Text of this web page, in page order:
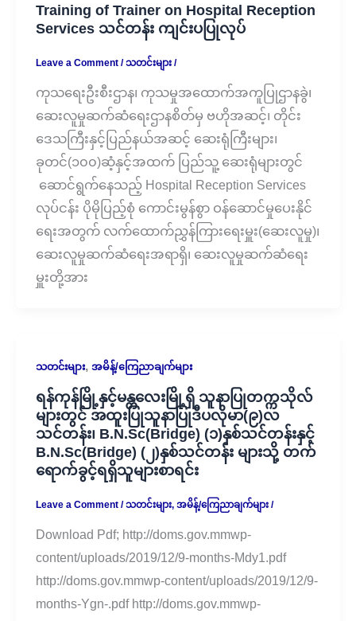
Training of Trainer on Hospital Reception
Services သင်တန်း ကျင်းပပြုလုပ်
Leave a Comment /သတင်းများ/
ကုသရေးဦးစီးဌာန၊ ကုသမှုအထောက်အကူပြုဌာနခွဲ၊
ဆေးလူမှုဆက်ဆံရေးဌာနစိတ်မှ ဗဟိုအဆင့်၊ တိုင်း
ဒေသကြီးနှင့်ပြည်နယ်အဆင့် ဆေးရုံကြီးများ၊
ခုတင်(၁၀၀)ဆံ့နှင့်အထက် ပြည်သူ့ ဆေးရုံများတွင်
ဆောင်ရွက်နေသည့် Hospital Reception Services
လုပ်ငန်း ပိုမိုပြည့်စုံ ကောင်းမွန်စွာ ဝန်ဆောင်မှုပေးနိုင်
ရေးအတွက် လက်ထောက်ညွှန်ကြားရေးမှူး(ဆေးလူမှု)၊
ဆေးလူမှုဆက်ဆံရေးအရာရှိ၊ ဆေးလူမှုဆက်ဆံရေး
မှူးတို့အား
သတင်းများ, အမိန့်/ကြေညာချက်များ
ရန်ကုန်မြို့နှင့်မန္တလေးမြို့ရှိ သူနာပြုတက္ကသိုလ်
များတွင် အထူးပြုသူနာပြုဒီပလိုမာ(၉)လ
သင်တန်း၊ B.N.Sc(Bridge) (၁)နှစ်သင်တန်းနှင့်
B.N.Sc(Bridge) (၂)နှစ်သင်တန်း များသို့ တက်
ရောက်ခွင့်ရရှိသူများစာရင်း
Leave a Comment /သတင်းများ, အမိန့်/ကြေညာချက်များ/
Download Pdf; http://doms.gov.mmwp-
content/uploads/2019/12/9-months-Mdy1.pdf
http://doms.gov.mmwp-content/uploads/2019/12/9-
months-Ygn-.pdf http://doms.gov.mmwp-